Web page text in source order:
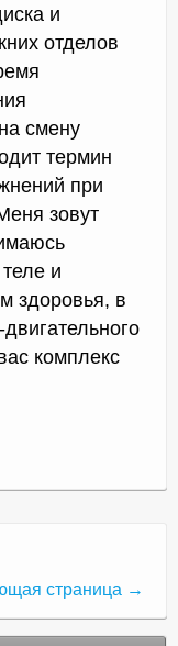
и
отделов
смену
термин
при
зовут
и
здоровья, в
комплекс
страница →